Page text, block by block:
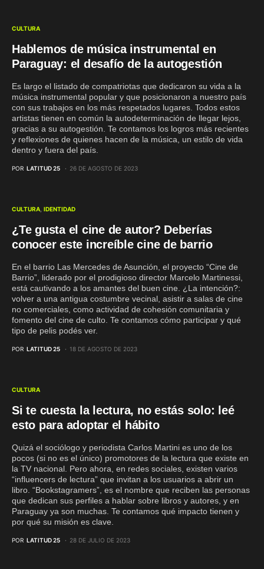
CULTURA
Hablemos de música instrumental en
Paraguay: el desafío de la autogestión
Es largo el listado de compatriotas que dedicaron su vida a la
música instrumental popular y que posicionaron a nuestro país
con sus trabajos en los más respetados lugares. Todos estos
artistas tienen en común la autodeterminación de llegar lejos,
gracias a su autogestión. Te contamos los logros más recientes
y reflexiones de quienes hacen de la música, un estilo de vida
dentro y fuera del país.
POR LATITUD 25 26 DE AGOSTO DE 2023
CULTURA IDENTIDAD
¿Te gusta el cine de autor? Deberías
conocer este increíble cine de barrio
En el barrio Las Mercedes de Asunción, el proyecto “Cine de
Barrio”, liderado por el prodigioso director Marcelo Martinessi,
está cautivando a los amantes del buen cine. ¿La intención?:
volver a una antigua costumbre vecinal, asistir a salas de cine
no comerciales, como actividad de cohesión comunitaria y
fomento del cine de culto. Te contamos cómo participar y qué
tipo de pelis podés ver.
POR LATITUD 25 18 DE AGOSTO DE 2023
CULTURA
Si te cuesta la lectura, no estás solo: leé
esto para adoptar el hábito
Quizá el sociólogo y periodista Carlos Martini es uno de los
pocos (si no es el único) promotores de la lectura que existe en
la TV nacional. Pero ahora, en redes sociales, existen varios
“influencers de lectura” que invitan a los usuarios a abrir un
libro. “Bookstagramers”, es el nombre que reciben las personas
que dedican sus perfiles a hablar sobre libros y autores, y en
Paraguay ya son muchas. Te contamos qué impacto tienen y
por qué su misión es clave.
POR LATITUD 25 28 DE JULIO DE 2023